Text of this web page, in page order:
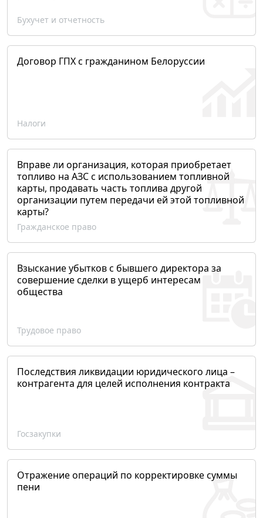
Бухучет и отчетность
Договор ГПХ с гражданином Белоруссии
Налоги
Вправе ли организация, которая приобретает
топливо на АЗС с использованием топливной
карты, продавать часть топлива другой
организации путем передачи ей этой топливной
карты?
Гражданское право
Взыскание убытков с бывшего директора за
совершение сделки в ущерб интересам
общества
Трудовое право
Последствия ликвидации юридического лица –
контрагента для целей исполнения контракта
Госзакупки
Отражение операций по корректировке суммы
пени